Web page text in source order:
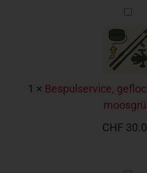
0.10,
6.7kg,
1 × Bespulservice,
CHF